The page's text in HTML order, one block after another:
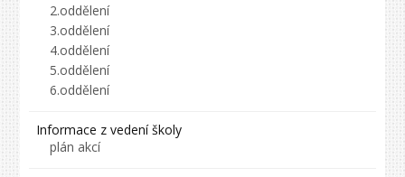
2.oddělení
3.oddělení
4.oddělení
5.oddělení
6.oddělení
Informace z vedení školy
plán akcí